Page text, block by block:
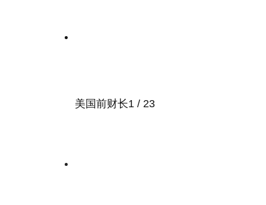
美国前财长1 / 23